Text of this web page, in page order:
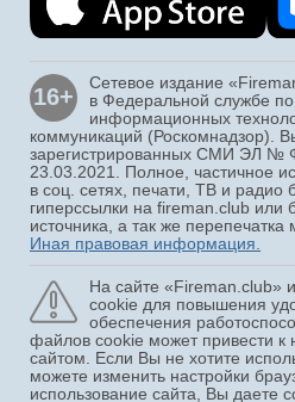
16+
Сетевое издание
в Федеральной службе
информационных
коммуникаций (Роскомнадзор).
зарегистрированных СМИ ЭЛ №
23.03.2021. Полное, частичное
в соц. сетях, печати, ТВ и радио
гиперссылки на fireman.club или
источника, а так же
Иная правовая информация.
На сайте «Fireman.club»
cookie для повышения
обеспечения
файлов cookie может привести к
сайтом. Если Вы не хотите
можете изменить настройки
использование сайта, Вы даете